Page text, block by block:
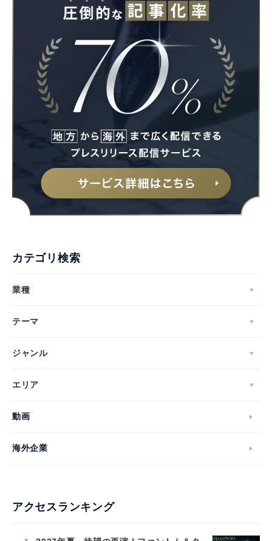
カテゴリ検索
業種
テーマ
ジャンル
エリア
動画
海外企業
アクセスランキング